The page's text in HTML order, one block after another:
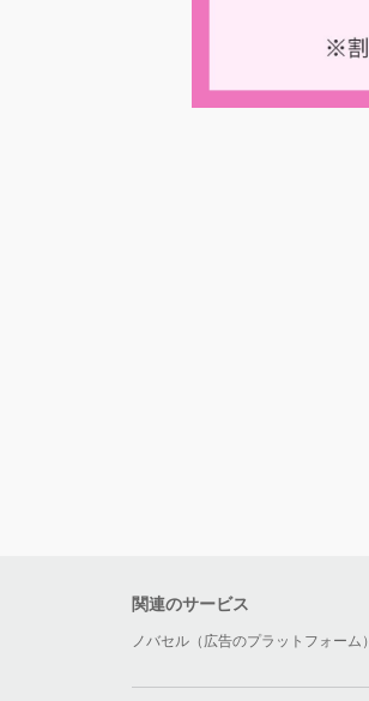
関連のサービス
ノバセル（広告のプラットフォーム）